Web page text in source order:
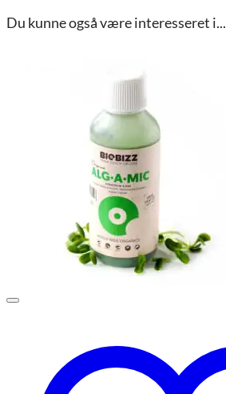
Du kunne også være interesseret i...